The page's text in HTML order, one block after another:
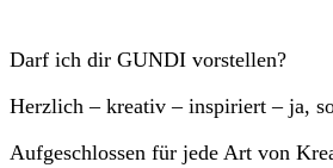
Darf ich dir GUNDI vorstellen?
Herzlich – kreativ – inspiriert – ja,
Aufgeschlossen für jede Art von